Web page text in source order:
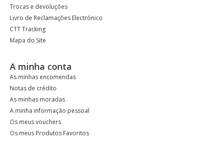
Trocas e devoluções
Livro de Reclamações Electrónico
CTT Tracking
Mapa do Site
A minha conta
As minhas encomendas
Notas de crédito
As minhas moradas
A minha informação pessoal
Os meus vouchers
Os meus Produtos Favoritos